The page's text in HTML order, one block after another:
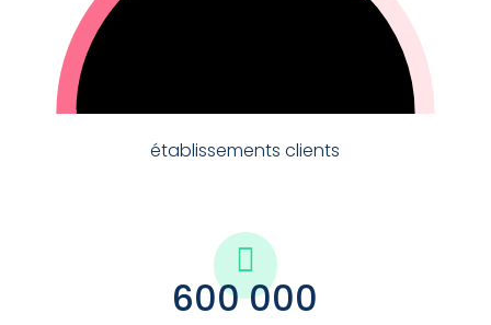
75
établissements clients

600 000